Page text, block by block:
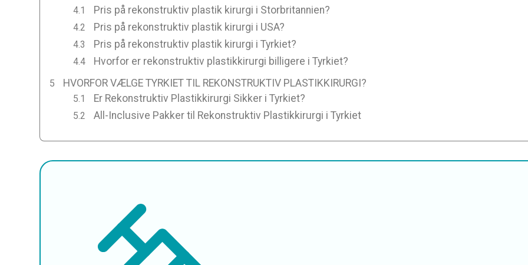
Pris på rekonstruktiv plastik kirurgi i Storbritannien?
Pris på rekonstruktiv plastik kirurgi i USA?
Pris på rekonstruktiv plastik kirurgi i Tyrkiet?
Hvorfor er rekonstruktiv plastikkirurgi billigere i Tyrkiet?
HVORFOR VÆLGE TYRKIET TIL REKONSTRUKTIV PLASTIKKIRURGI?
Er Rekonstruktiv Plastikkirurgi Sikker i Tyrkiet?
All-Inclusive Pakker til Rekonstruktiv Plastikkirurgi i Tyrkiet